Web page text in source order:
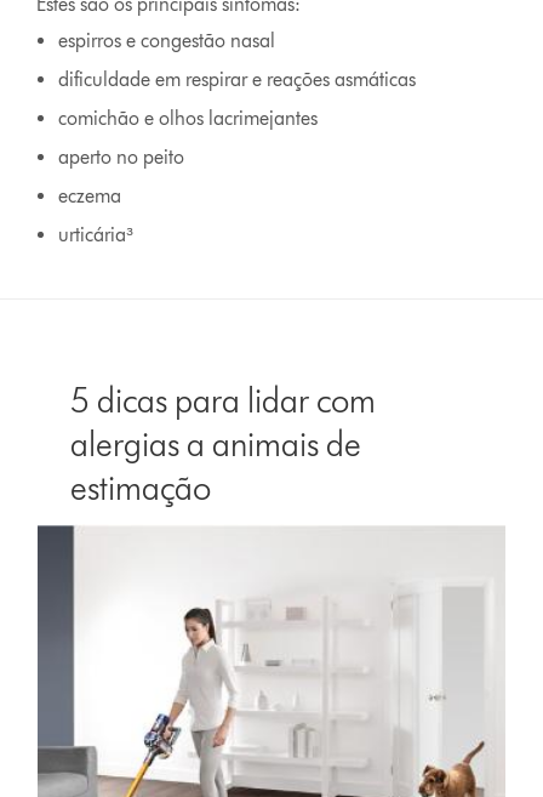
espirros e congestão nasal
dificuldade em respirar e reações asmáticas
comichão e olhos lacrimejantes
aperto no peito
eczema
urticária³
5 dicas para lidar com
alergias a animais de
estimação